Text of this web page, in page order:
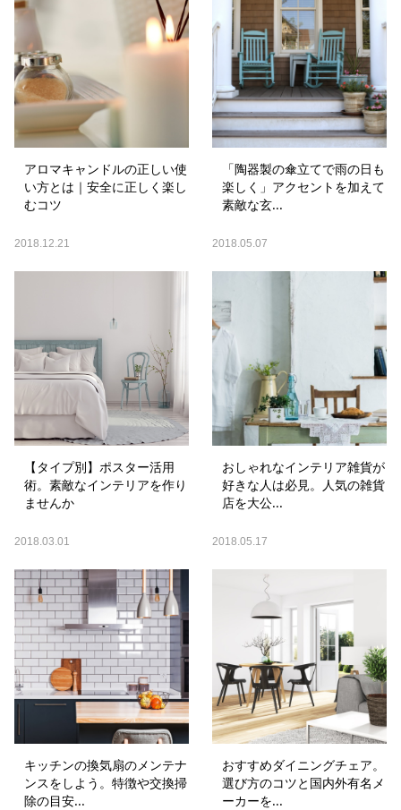
アロマキャンドルの正しい使
い方とは｜安全に正しく楽し
むコツ
2018.12.21
「陶器製の傘立てで雨の日も
楽しく」アクセントを加えて
素敵な玄...
2018.05.07
【タイプ別】ポスター活用
術。素敵なインテリアを作り
ませんか
2018.03.01
おしゃれなインテリア雑貨が
好きな人は必見。人気の雑貨
店を大公...
2018.05.17
キッチンの換気扇のメンテナ
ンスをしよう。特徴や交換掃
除の目安...
おすすめダイニングチェア。
選び方のコツと国内外有名メ
ーカーを...